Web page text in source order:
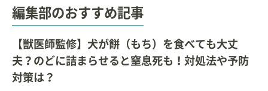
編集部のおすすめ記事
【獣医師監修】犬が餅（もち）を食べても大丈
夫？のどに詰まらせると窒息死も！対処法や予防
対策は？